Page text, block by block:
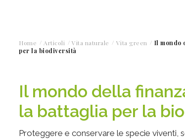
Home Articoli Vita naturale Vita green
Il mondo
per la biodiversità
Il mondo della
la battaglia per la
Proteggere e conservare le specie viventi,